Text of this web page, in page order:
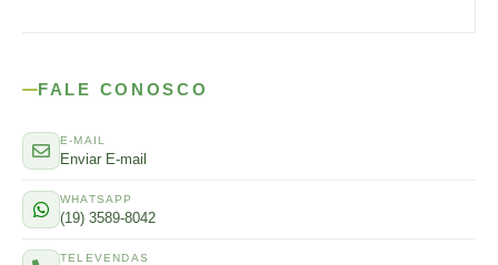
FALE CONOSCO
E-MAIL
Enviar E-mail
WHATSAPP
(19) 3589-8042
TELEVENDAS